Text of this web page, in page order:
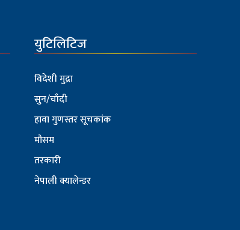
युटिलिटिज
विदेशी मुद्रा
सुन/चाँदी
हावा गुणस्तर सूचकांक
मौसम
तरकारी
नेपाली क्यालेन्डर